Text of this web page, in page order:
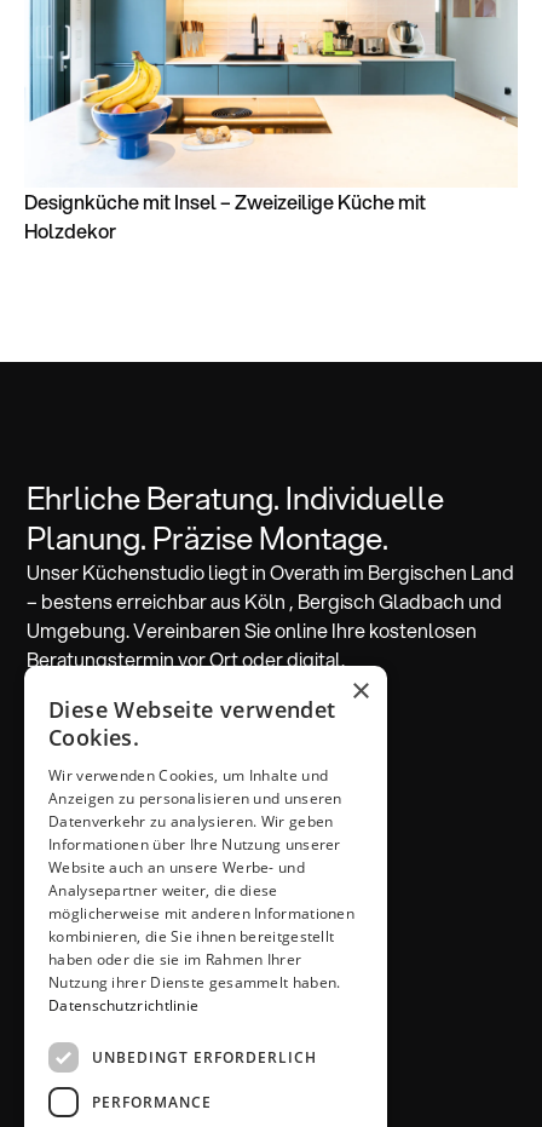
Designküche mit Insel – Zweizeilige Küche mit
Holzdekor
Ehrliche Beratung. Individuelle
Planung. Präzise Montage.
Unser Küchenstudio liegt in Overath im Bergischen Land
– bestens erreichbar aus Köln , Bergisch Gladbach und
Umgebung. Vereinbaren Sie online Ihre kostenlosen
Beratungstermin vor Ort oder digital.
Beratung vereinbaren
ADRESSE & KONTAKT
Küchen Thiemann
Thiemann GmbH
Krombacher Straße 4
51491 Overath
02206 / 6461
info@kuechen-thiemann.de
ÖFFNUNGSZEITEN
Mo – Fr
9 – 18 Uhr
Sa
9 – 13 Uhr
oder gerne nach Absprache
×
Diese Webseite verwendet
Cookies.
Wir verwenden Cookies, um Inhalte und
Anzeigen zu personalisieren und unseren
Datenverkehr zu analysieren. Wir geben
Informationen über Ihre Nutzung unserer
Website auch an unsere Werbe- und
Analysepartner weiter, die diese
möglicherweise mit anderen Informationen
kombinieren, die Sie ihnen bereitgestellt
haben oder die sie im Rahmen Ihrer
Nutzung ihrer Dienste gesammelt haben.
Datenschutzrichtlinie
UNBEDINGT ERFORDERLICH
PERFORMANCE